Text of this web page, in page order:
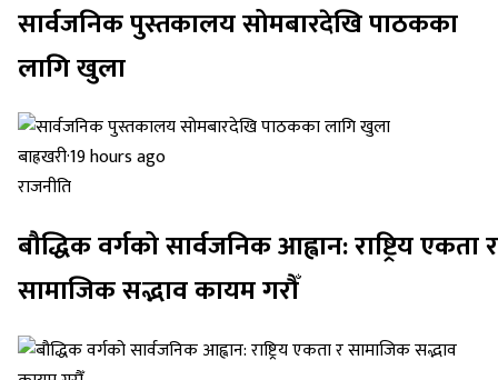
सार्वजनिक पुस्तकालय सोमबारदेखि पाठकका
लागि खुला
बाह्रखरी·19 hours ago
राजनीति
बौद्धिक वर्गको सार्वजनिक आह्वान: राष्ट्रिय एकता र
सामाजिक सद्भाव कायम गरौँ